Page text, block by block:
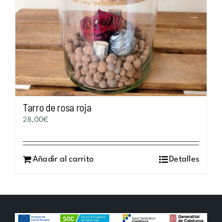
Tarro de rosa roja
28,00€
Añadir al carrito Detalles